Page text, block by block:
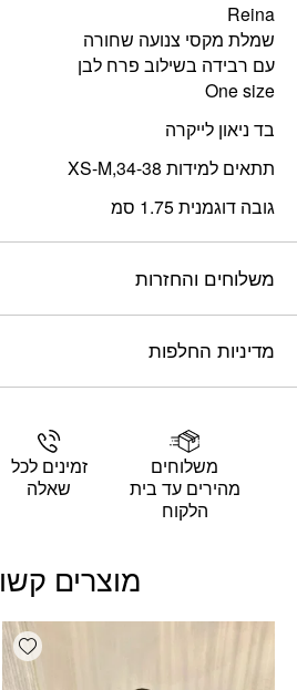
Reina
שמלת מקסי צנועה שחורה
עם רבידה בשילוב פרח לבן
One size
בד ניאון לייקרה
תתאים למידות 34-38,XS-M
גובה דוגמנית 1.75 סמ
משלוחים והחזרות
מדיניות החלפות
משלוחים
מהירים עד בית
הלקוח
זמינים לכל
שאלה
מוצרים